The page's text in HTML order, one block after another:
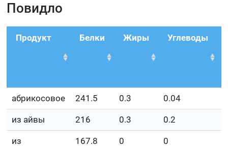
Повидло
Продукт Белки Жиры Углеводы
абрикосовое 241.5 0.3 0.04
из айвы 216 0.3 0.2
из
167.8 0 0